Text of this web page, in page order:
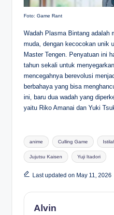
Foto: Game Rant
Wadah Plasma Bintang adalah
muda, dengan kecocokan unik
Master Tengen. Penyatuan ini
tahun sekali untuk
mencegahnya berevolusi
berbahaya yang bisa
ini, baru dua wadah yang
yaitu Riko Amanai dan Yuki
Tags:
anime Culling Game
Jujutsu Kaisen Yuji Itadori
Last updated on May 11, 2026
Alvin